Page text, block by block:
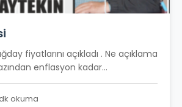
fiyatlarını açıkladı . Ne açıklama
enflasyon kadar...
okuma